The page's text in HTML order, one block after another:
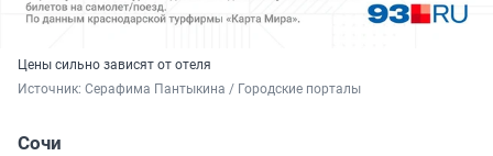
Цены сильно зависят от отеля
Источник: Серафима Пантыкина / Городские порталы
Сочи